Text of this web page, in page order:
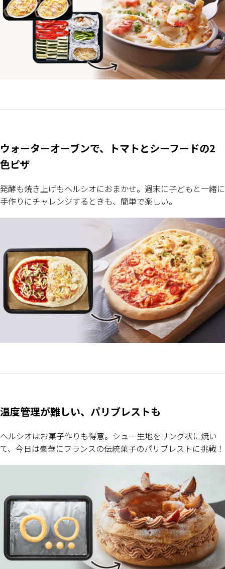
ウォーターオーブンで、トマトとシーフードの2
色ピザ
発酵も焼き上げもヘルシオにおまかせ。週末に子どもと一緒に
手作りにチャレンジするときも、簡単で楽しい。
温度管理が難しい、パリブレストも
ヘルシオはお菓子作りも得意。シュー生地をリング状に焼い
て、今日は豪華にフランスの伝統菓子のパリブレストに挑戦！